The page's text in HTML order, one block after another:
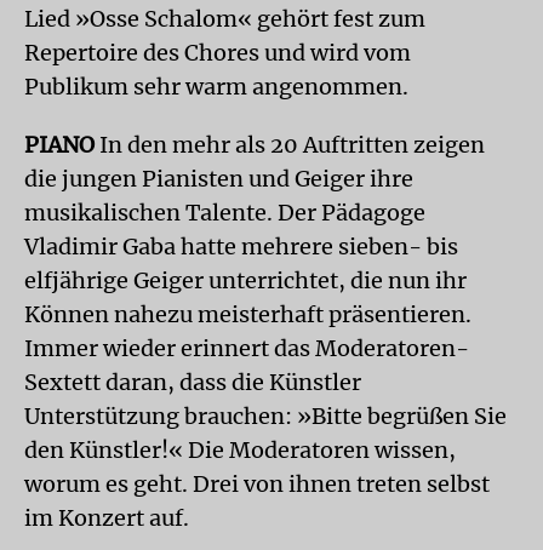
Lied »Osse Schalom« gehört fest zum
Repertoire des Chores und wird vom
Publikum sehr warm angenommen.
PIANOIn den mehr als 20 Auftritten zeigen
die jungen Pianisten und Geiger ihre
musikalischen Talente. Der Pädagoge
Vladimir Gaba hatte mehrere sieben- bis
elfjährige Geiger unterrichtet, die nun ihr
Können nahezu meisterhaft präsentieren.
Immer wieder erinnert das Moderatoren-
Sextett daran, dass die Künstler
Unterstützung brauchen: »Bitte begrüßen Sie
den Künstler!« Die Moderatoren wissen,
worum es geht. Drei von ihnen treten selbst
im Konzert auf.